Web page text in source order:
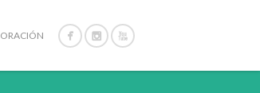
ORACIÓN